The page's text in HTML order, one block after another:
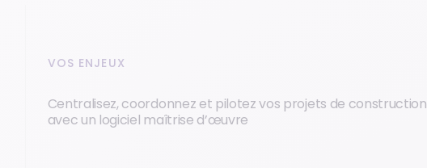
VOS ENJEUX
Centralisez, coordonnez et pilotez vos projets de construction
avec un logiciel maîtrise d’œuvre